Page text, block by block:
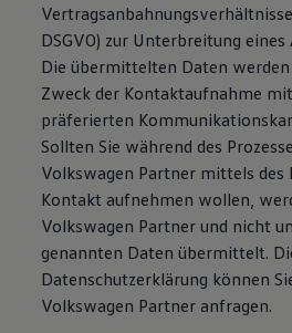
DSGVO) zur Unterbreitung
Die übermittelten Daten werden
Zweck der Kontaktaufnahme
präferierten
Sollten Sie während des
Volkswagen Partner mittels
Kontakt aufnehmen wollen,
Volkswagen Partner und nicht
genannten Daten übermittelt.
Datenschutzerklärung können
Volkswagen Partner anfragen.